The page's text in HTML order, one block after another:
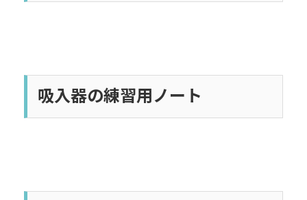
吸入器の練習用ノート